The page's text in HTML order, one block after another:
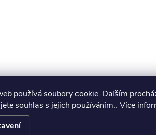
používá soubory cookie. Dalším
souhlas s jejich používáním.. Více
produktu